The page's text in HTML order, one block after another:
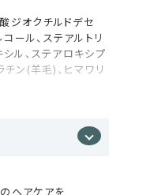
でほどけるアロマ体
ジオクチルドデセ
ール、ステアルトリ
ル、ステアロキシプ
ン(羊毛)、ヒマワリ
キス、オドリコソウ
ベンダー油、ローズ
/葉油、グリセリルグ
ヘアケアを